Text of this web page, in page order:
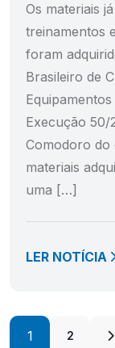
Os materiais
treinamentos
foram
Brasileiro de
Execução 50/
Comodoro
materiais
uma […]
LER NOTÍCIA
1 2